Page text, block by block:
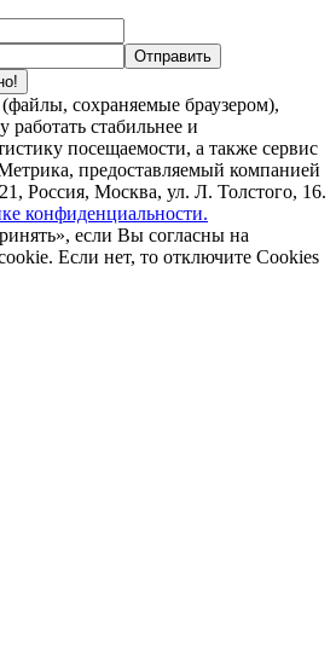
сохраняемые браузером),
работать стабильнее и
посещаемости, а также сервис
предоставляемый компанией
Москва, ул. Л. Толстого, 16.
конфиденциальности.
если Вы согласны на
Если нет, то отключите Cookies